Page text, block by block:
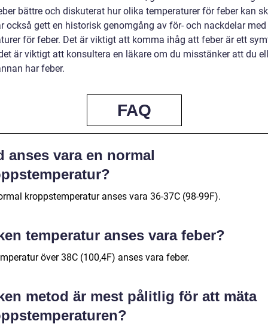
bättre och diskuterat hur olika temperaturer för feber kan
också gett en historisk genomgång av för- och nackdelar
för feber. Det är viktigt att komma ihåg att feber är ett
är viktigt att konsultera en läkare om du misstänker att du
har feber.
FAQ
anses vara en normal
kroppstemperatur anses vara 36-37C (98-99F).
temperatur anses vara feber?
över 38C (100,4F) anses vara feber.
metod är mest pålitlig för att mäta